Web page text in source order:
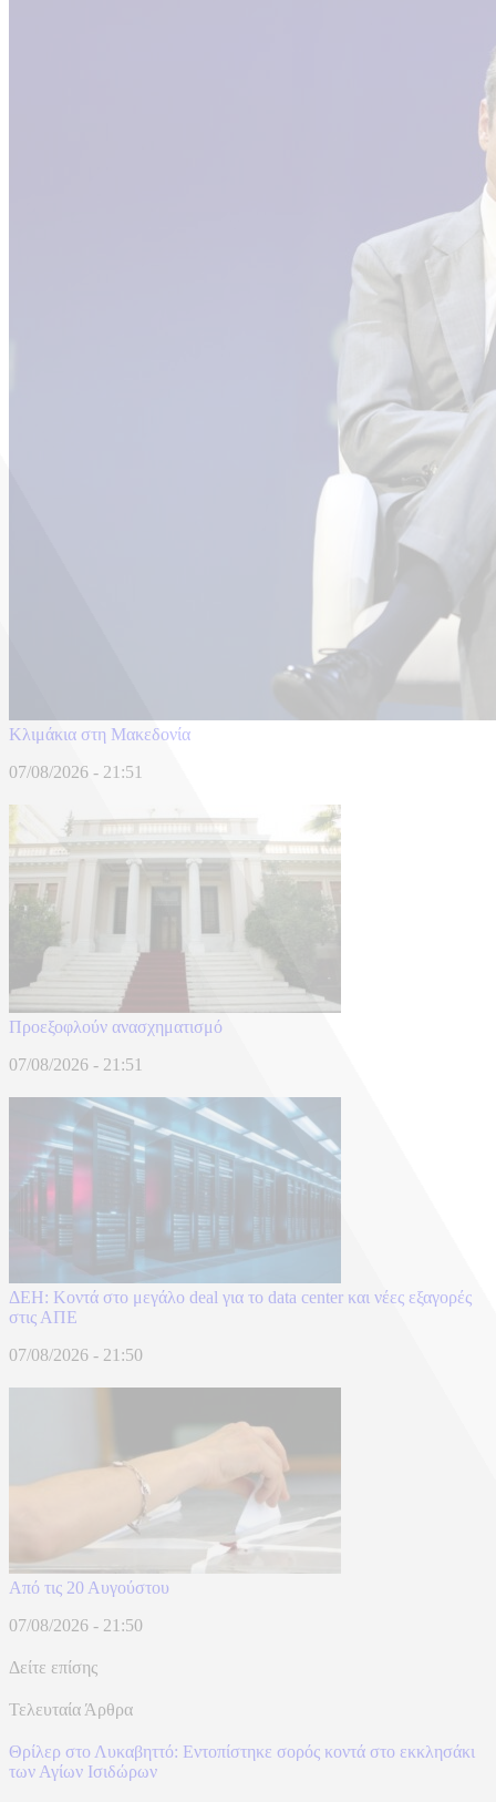
Κλιμάκια στη Μακεδονία
07/08/2026 - 21:51
Προεξοφλούν ανασχηματισμό
07/08/2026 - 21:51
ΔΕΗ: Κοντά στο μεγάλο deal για το data center και νέες εξαγορές
στις ΑΠΕ
07/08/2026 - 21:50
Από τις 20 Αυγούστου
07/08/2026 - 21:50
Δείτε επίσης
Τελευταία Άρθρα
Θρίλερ στο Λυκαβηττό: Εντοπίστηκε σορός κοντά στο εκκλησάκι
των Αγίων Ισιδώρων